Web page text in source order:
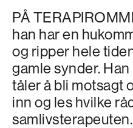
PÅ
han har en
og ripper hele
gamle synder.
tåler å bli motsagt
inn og les hvilke
samlivsterapeuten.